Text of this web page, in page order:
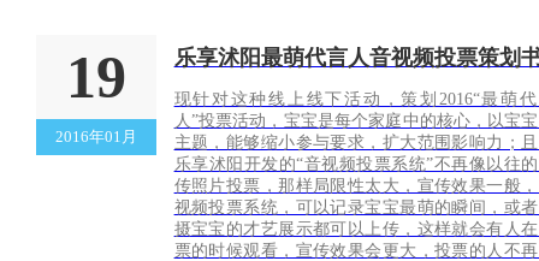
19
2016年01月
乐享沭阳最萌代言人音视频投票策划
现针对这种线上线下活动，策划2016“最萌
人”投票活动，宝宝是每个家庭中的核心，以宝
主题，能够缩小参与要求，扩大范围影响力；
乐享沭阳开发的“音视频投票系统”不再像以往
传照片投票，那样局限性太大，宣传效果一般
视频投票系统，可以记录宝宝最萌的瞬间，或
摄宝宝的才艺展示都可以上传，这样就会有人
票的时候观看，宣传效果会更大，投票的人不